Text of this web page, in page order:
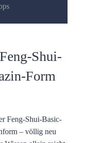
Shui-
Form
Feng-Shui-Basic-
– völlig neu